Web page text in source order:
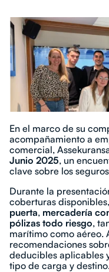
En el marco de su
acompañamiento a
comercial,
Junio 2025, un
clave sobre los
Durante la
coberturas
puerta, mercadería
pólizas todo riesgo,
marítimo como aéreo.
recomendaciones
deducibles aplicables
tipo de carga y